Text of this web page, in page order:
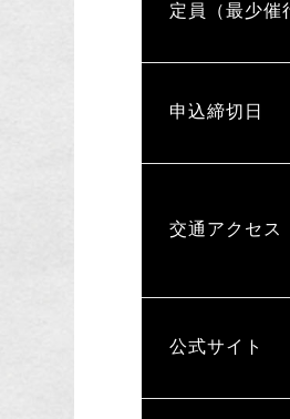
定員（最少催
申込締切日
交通アクセス
公式サイト